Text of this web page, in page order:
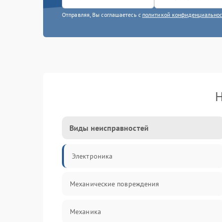
Отправляя, Вы соглашаетесь с политикой
Виды неисправностей
Электроника
Механические повреждения
Механика